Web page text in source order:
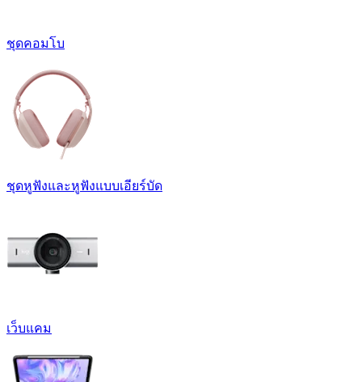
ชุดคอมโบ
ชุดหูฟังและหูฟังแบบเอียร์บัด
เว็บแคม